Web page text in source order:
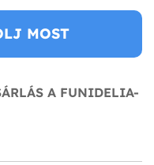
MOST
A FUNIDELIA-